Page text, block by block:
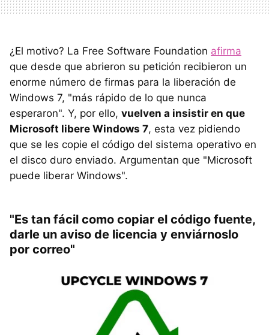
¿El motivo? La Free Software Foundation afirma
que desde que abrieron su petición recibieron un
enorme número de firmas para la liberación de
Windows 7, "más rápido de lo que nunca
esperaron". Y, por ello, vuelven a insistir en que
Microsoft libere Windows 7, esta vez pidiendo
que se les copie el código del sistema operativo en
el disco duro enviado. Argumentan que "Microsoft
puede liberar Windows".
"Es tan fácil como copiar el código fuente,
darle un aviso de licencia y enviárnoslo
por correo"